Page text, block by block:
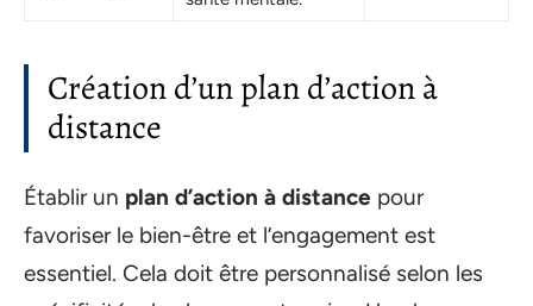
Création d’un plan d’action à
distance
Établir un plan d’action à distance pour
favoriser le bien-être et l’engagement est
essentiel. Cela doit être personnalisé selon les